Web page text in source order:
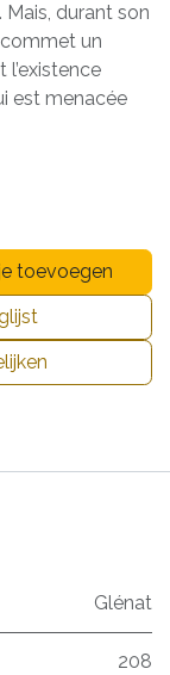
Mais, durant son
un
l’existence
est menacée
toevoegen
Glénat
208